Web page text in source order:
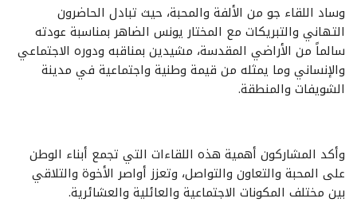
وساد اللقاء جو من الألفة والمحبة، حيث تبادل الحاضرون
التهاني والتبريكات مع المختار يونس الضاهر بمناسبة عودته
سالماً من الأراضي المقدسة، مشيدين بمناقبه ودوره الاجتماعي
والإنساني وما يمثله من قيمة وطنية واجتماعية في مدينة
الشويفات والمنطقة.
وأكد المشاركون أهمية هذه اللقاءات التي تجمع أبناء الوطن
على المحبة والتعاون والتواصل، وتعزز أواصر الأخوة والتلاقي
بين مختلف المكونات الاجتماعية والعائلية والعشائرية.